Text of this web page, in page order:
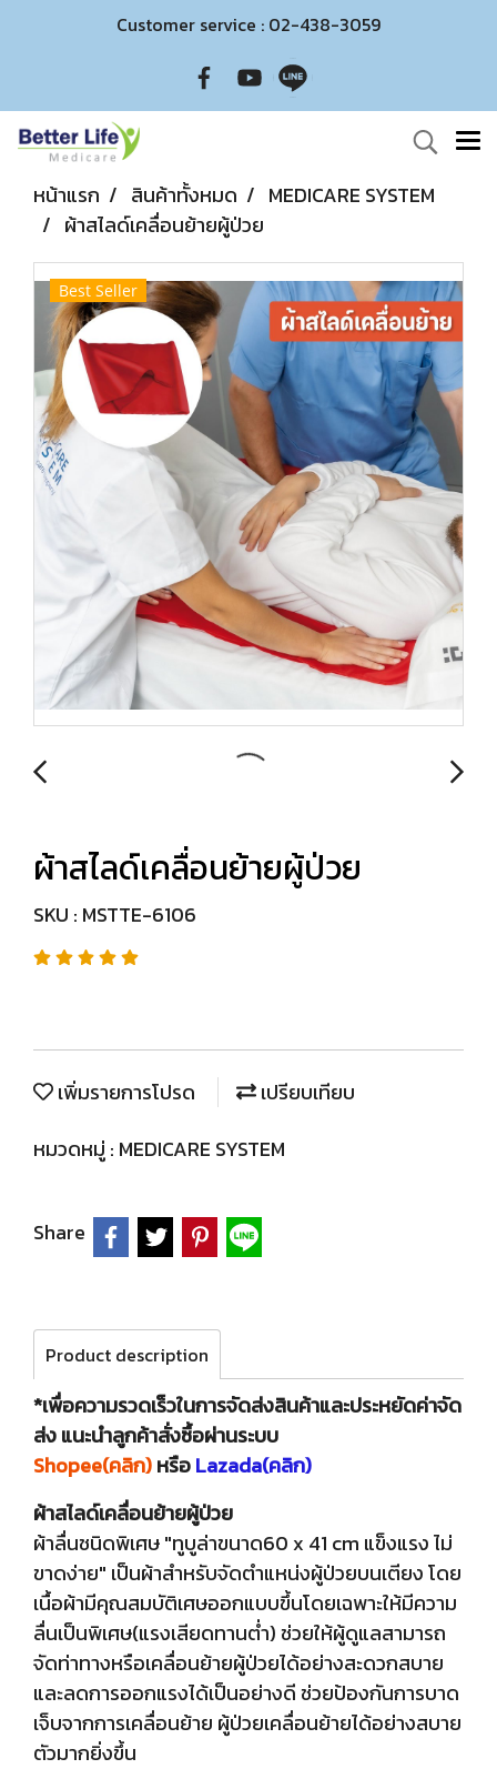
Customer service : 02-438-3059
หน้าแรก สินค้าทั้งหมด
MEDICARE SYSTEM
ผ้าสไลด์เคลื่อนย้ายผู้ป่วย
Best Seller
ผ้าสไลด์เคลื่อนย้ายผู้ป่วย
SKU : MSTTE-6106
เพิ่มรายการโปรด
เปรียบเทียบ
หมวดหมู่ : MEDICARE SYSTEM
Share
Product description
*เพื่อความรวดเร็วในการจัดส่งสินค้าและประหยัดค่าจัด
ส่ง แนะนำลูกค้าสั่งซื้อผ่านระบบ
Shopee(คลิก)หรือLazada(คลิก)
ผ้าสไลด์เคลื่อนย้ายผู้ป่วย
ผ้าลื่นชนิดพิเศษ "ทูบูล่าขนาด60 x 41 cm แข็งแรง ไม่
ขาดง่าย" เป็นผ้าสำหรับจัดตำแหน่งผู้ป่วยบนเตียง โดย
เนื้อผ้ามีคุณสมบัติเศษออกแบบขึ้นโดยเฉพาะให้มีความ
ลื่นเป็นพิเศษ(แรงเสียดทานต่ำ) ช่วยให้ผู้ดูแลสามารถ
จัดท่าทางหรือเคลื่อนย้ายผู้ป่วยได้อย่างสะดวกสบาย
และลดการออกแรงได้เป็นอย่างดี ช่วยป้องกันการบาด
เจ็บจากการเคลื่อนย้าย ผู้ป่วยเคลื่อนย้ายได้อย่างสบาย
ตัวมากยิ่งขึ้น